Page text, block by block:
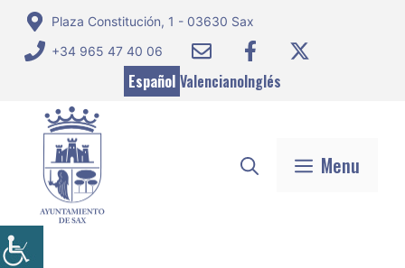
Saltar
contenido
Plaza Constitución, 1 - 03630 Sax
+34 965 47 40 06
Español ValencianoInglés
Menu